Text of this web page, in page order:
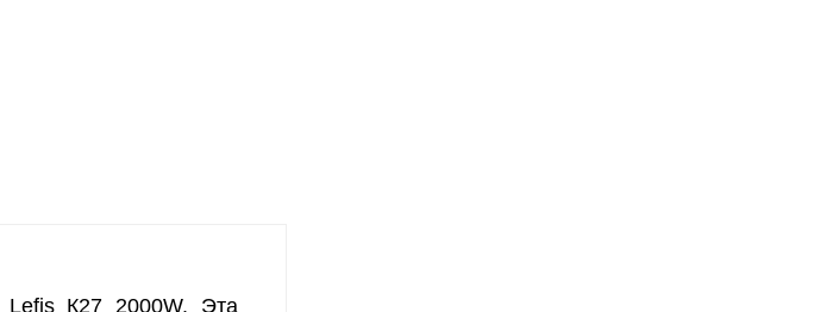
Lefis К27 2000W. Эта